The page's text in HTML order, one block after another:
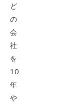
ど
の
会
社
を
10
年
や